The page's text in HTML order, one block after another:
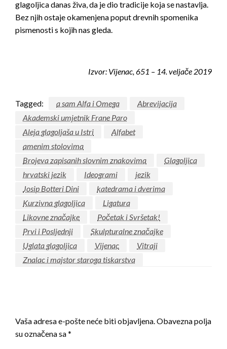
glagoljica danas živa, da je dio tradicije koja se nastavlja.
Bez njih ostaje okamenjena poput drevnih spomenika
pismenosti s kojih nas gleda.
Izvor: Vijenac, 651 – 14. veljače 2019
Tagged: a sam Alfa i Omega
Abrevijacija
Akademski umjetnik Frane Paro
Aleja glagoljaša u Istri
Alfabet
amenim stolovima
Brojeva zapisanih slovnim znakovima
Glagoljica
hrvatski jezik
Ideogrami
jezik
Josip Botteri Dini
katedrama i dverima
Kurzivna glagoljica
Ligatura
Likovne značajke
Početak i Svršetak!
Prvi i Posljednji
Skulpturalne značajke
Uglata glagoljica
Vijenac
Vitraji
Znalac i majstor staroga tiskarstva
Vaša adresa e-pošte neće biti objavljena. Obavezna polja
su označena sa*